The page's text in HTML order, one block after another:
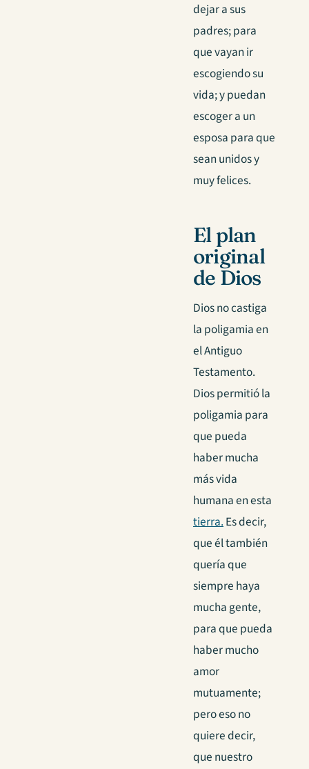
dejar a sus
padres; para
que vayan ir
escogiendo su
vida; y puedan
escoger a un
esposa para que
sean unidos y
muy felices.
El plan
original
de Dios
Dios no castiga
la poligamia en
el Antiguo
Testamento.
Dios permitió la
poligamia para
que pueda
haber mucha
más vida
humana en esta
tierra.Es decir,
que él también
quería que
siempre haya
mucha gente,
para que pueda
haber mucho
amor
mutuamente;
pero eso no
quiere decir,
que nuestro